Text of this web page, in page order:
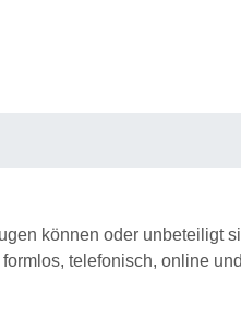
können oder unbeteiligt
telefonisch, online